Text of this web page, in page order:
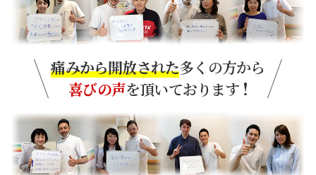
痛みから開放された多くの方から
喜びの声を頂いております !